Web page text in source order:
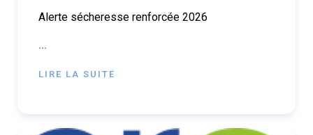
Alerte sécheresse renforcée 2026
...
LIRE LA SUITE